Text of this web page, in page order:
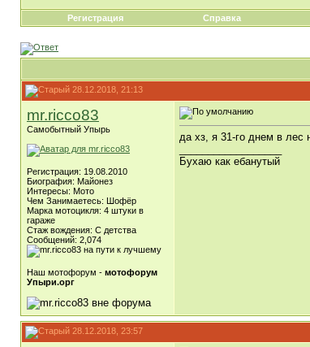
Регистрация Справка
28.12.2018, 21:13
mr.ricco83
Самобытный Упырь
Регистрация: 19.08.2010
Биография: Майонез
Интересы: Мото
Чем Занимаетесь: Шофёр
Марка мотоцикля: 4 штуки в
гараже
Стаж вождения: C детства
Сообщений: 2,074
Наш мотофорум - мотофорум
Упыри.орг
да хз, я 31-го днем в лес
Бухаю как ебанутый
28.12.2018, 23:57